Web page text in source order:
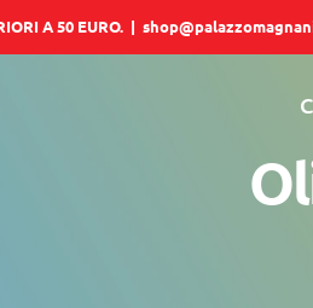
A 50 EURO. |